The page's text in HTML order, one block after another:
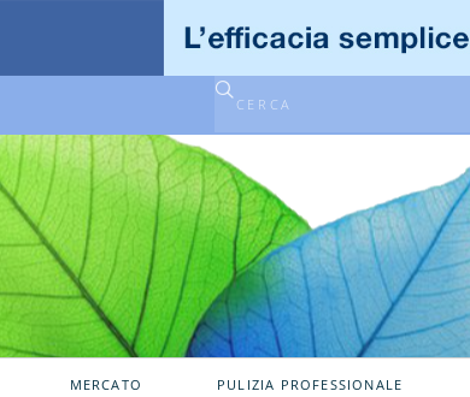
MERCATO PULIZIA PROFESSIONALE